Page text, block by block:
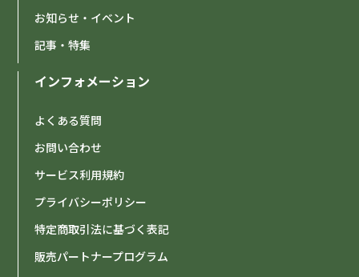
2026-01-30
【終了】システムメンテナンス終了のお知らせ（2026
年1月2日）
【重要】システムメンテナンスのお知らせ（2026年1
月2日）
お知らせ・イベント
記事・特集
インフォメーション
よくある質問
お問い合わせ
サービス利用規約
プライバシーポリシー
特定商取引法に基づく表記
販売パートナープログラム